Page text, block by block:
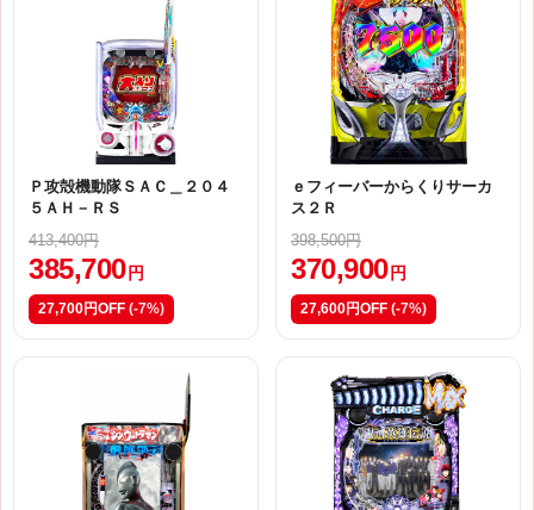
Ｐ攻殻機動隊ＳＡＣ＿２０４
５ＡＨ－ＲＳ
413,400円
385,700 円
27,700円OFF (-7%)
ｅフィーバーからくりサーカ
ス２Ｒ
398,500円
370,900 円
27,600円OFF (-7%)